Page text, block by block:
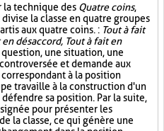
la technique des Quatre coins,
la classe en quatre groupes
aux quatre coins. : Tout à fait
désaccord, Tout à fait en
une situation, une
et demande aux
à la position
travaille à la construction d'un
sa position. Par la suite,
pour présenter les
la classe, ce qui génère une